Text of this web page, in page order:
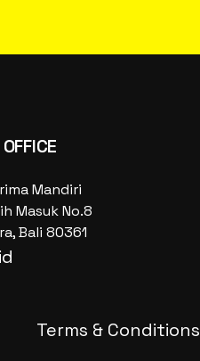
Mandiri
Masuk No.8
Bali 80361
Terms & Conditions